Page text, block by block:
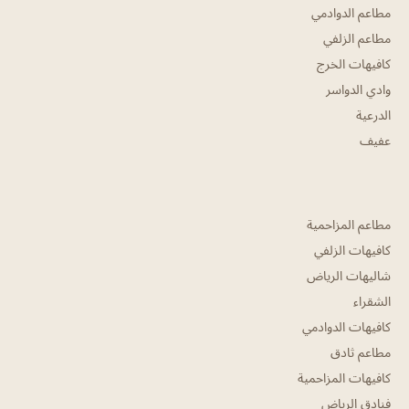
مطاعم الدوادمي
مطاعم الزلفي
كافيهات الخرج
وادي الدواسر
الدرعية
عفيف
مطاعم المزاحمية
كافيهات الزلفي
شاليهات الرياض
الشقراء
كافيهات الدوادمي
مطاعم ثادق
كافيهات المزاحمية
فنادق الرياض